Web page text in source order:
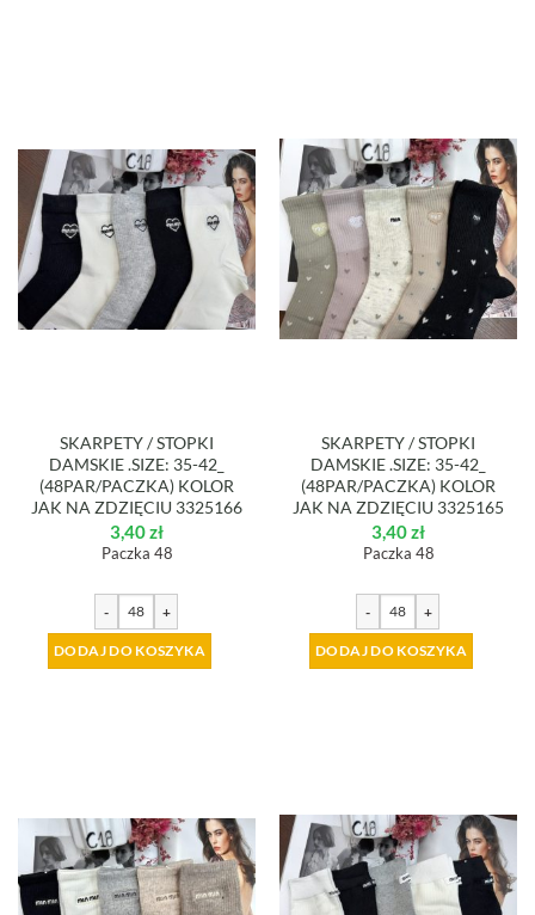
SKARPETY / STOPKI
DAMSKIE .SIZE: 35-42_
(48PAR/PACZKA) KOLOR
JAK NA ZDZIĘCIU 3325166
3,40zł
Paczka 48
- +
DODAJ DO KOSZYKA
SKARPETY / STOPKI
DAMSKIE .SIZE: 35-42_
(48PAR/PACZKA) KOLOR
JAK NA ZDZIĘCIU 3325165
3,40zł
Paczka 48
- +
DODAJ DO KOSZYKA